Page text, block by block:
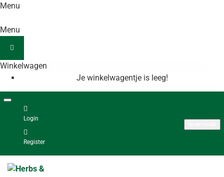
Menu
Menu
Winkelwagen
Je winkelwagentje is leeg!
Login
Register